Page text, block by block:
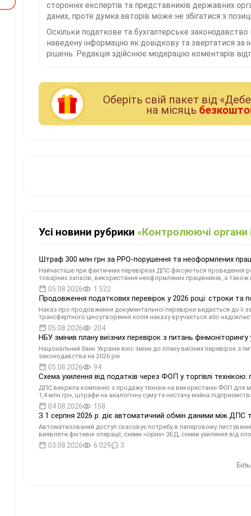
сторонніх експертів та представників державних
даних, проте думка авторів може не збігатися з
Оскільки податкове та бухгалтерське
наведену інформацію як довідкову та звертатися
рішень. Редакція здійснює модерацію коментарів
Оберiть свiй пакет вiд
на мiсяць
Усі новини рубрики «Контролюючі органи
Штраф 300 млн грн за РРО-порушення та неоформлених
Найчастіше при фактичних перевірках ДПС фіксуються проведення
товарних запасів, використання неоформлених працівників, а
05.08.2026 1 522
Продовження податкових перевірок у 2026 році: строки та
Наказ про продовження документальної перевірки видається до
трансфертного ціноутворення копія наказу вручається або
05.08.2026 204
НБУ змінив плану виїзних перевірок з питань фінмоніторингу
Національний банк України вніс зміни до плану виїзних перевірок
законодавства на 2026 рік
05.08.2026 94
Схема ухилення від податків через ФОП у торгівлі
ДПС викрила компанію з продажу техніки на використанні ФОП для
1,4 млн грн, штрафи на аналогічну суму та нестачу майна
04.08.2026 158
З 1 серпня 2026 р. діє автоматичний обмін даними між ДПС
Автоматизований доступ скасовує потребу в паперовому
виявляти фіктивні операції, схеми «сірих» ЗЕД, схеми ухилення від
03.08.2026 6 029 3